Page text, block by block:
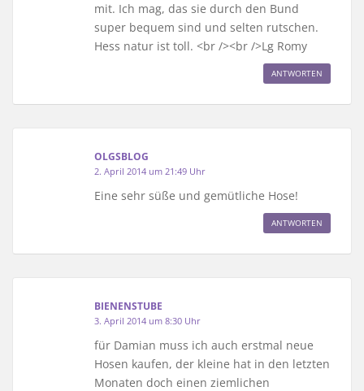
mit. Ich mag, das sie durch den Bund
super bequem sind und selten rutschen.
Hess natur ist toll. <br /><br />Lg Romy
ANTWORTEN
OLGSBLOG
2. April 2014 um 21:49 Uhr
Eine sehr süße und gemütliche Hose!
ANTWORTEN
BIENENSTUBE
3. April 2014 um 8:30 Uhr
für Damian muss ich auch erstmal neue
Hosen kaufen, der kleine hat in den letzten
Monaten doch einen ziemlichen